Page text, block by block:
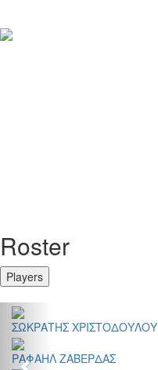
Roster
Players
ΣΩΚΡΑΤΗΣ ΧΡΙΣΤΟΔΟΥΛΟΥ
ΡΑΦΑΗΛ ΖΑΒΕΡΔΑΣ